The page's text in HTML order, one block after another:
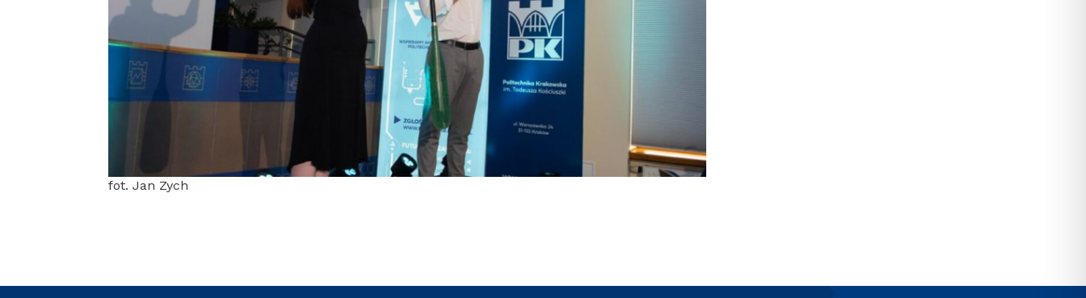
fot. Jan Zych